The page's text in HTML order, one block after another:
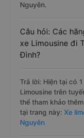
Nguyên.
Câu hỏi: Các
xe Limousine đi
Đình?
Trả lời: Hiện tại có
Limousine trên
thể tham khảo
tại trang này: Xe
Nguyên